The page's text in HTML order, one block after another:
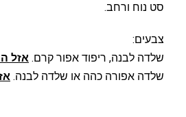
סט נוח ורחב.
צבעים:
שלדה לבנה, ריפוד אפור קרם. אזל
שלדה אפורה כהה או שלדה לבנה.